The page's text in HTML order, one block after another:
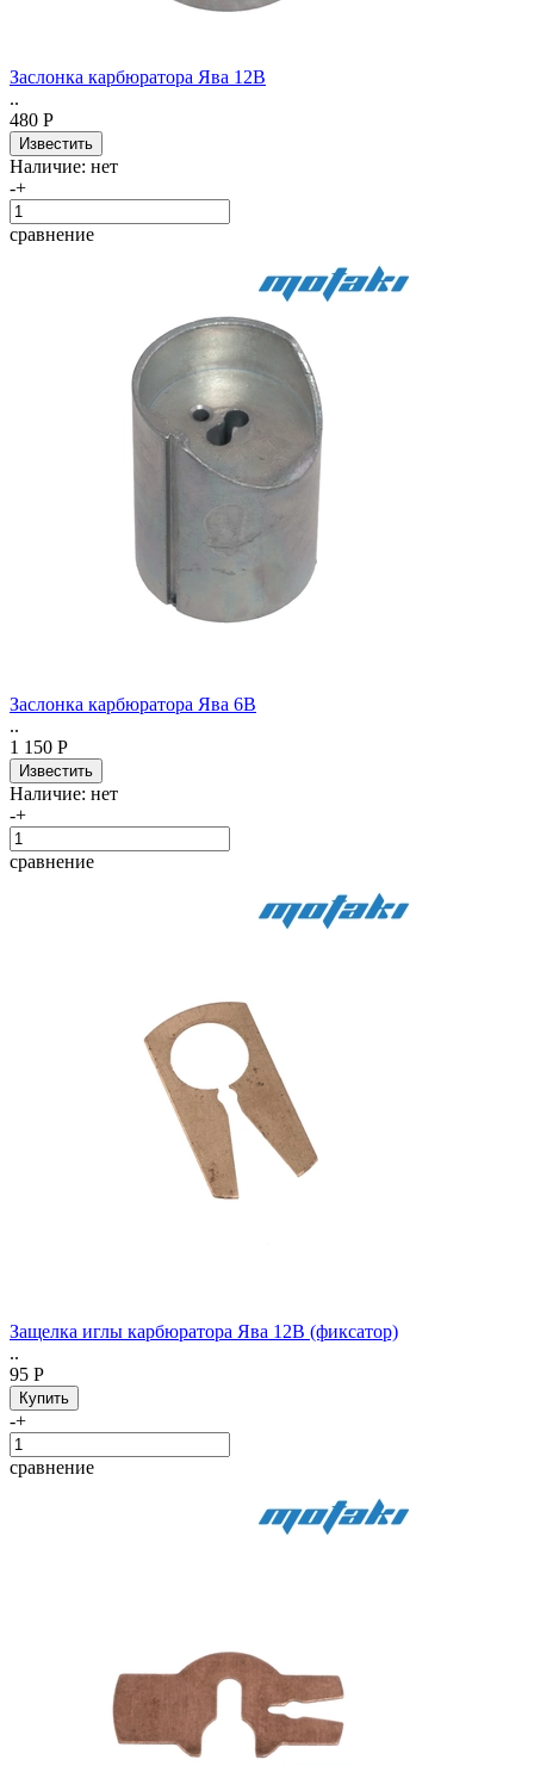
Заслонка карбюратора Ява 12В
..
480 Р
Наличие: нет
-+
сравнение
Заслонка карбюратора Ява 6В
..
1 150 Р
Наличие: нет
-+
сравнение
Защелка иглы карбюратора Ява 12В (фиксатор)
..
95 Р
-+
сравнение